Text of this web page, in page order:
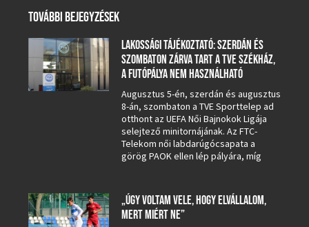
TOVÁBBI BEJEGYZÉSEK
LAKOSSÁGI TÁJÉKOZTATÓ: SZERDÁN ÉS
SZOMBATON ZÁRVA TART A TVE SZÉKHÁZ,
A FUTÓPÁLYA NEM HASZNÁLHATÓ
Augusztus 5-én, szerdán és augusztus
8-án, szombaton a TVE Sporttelep ad
otthont az UEFA Női Bajnokok Ligája
selejtező minitornájának. Az FTC-
Telekom női labdarúgócsapata a
görög PAOK ellen lép pályára, míg
„ÚGY VOLTAM VELE, HOGY ELVÁLLALOM,
MERT MIÉRT NE”